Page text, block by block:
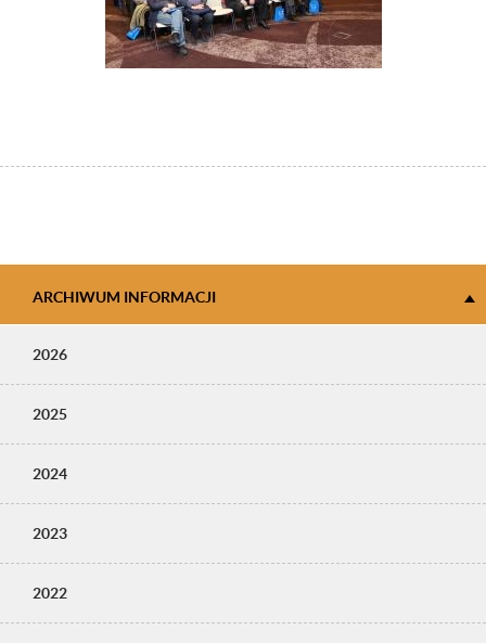
ARCHIWUM INFORMACJI
2026
2025
2024
2023
2022